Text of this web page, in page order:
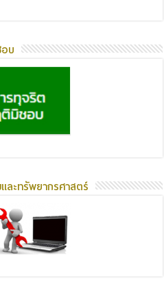
บ
ะทรัพยากรศาสตร์